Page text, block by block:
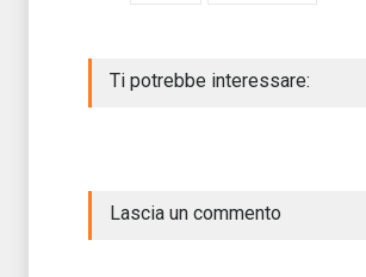
Ti potrebbe interessare:
Lascia un commento